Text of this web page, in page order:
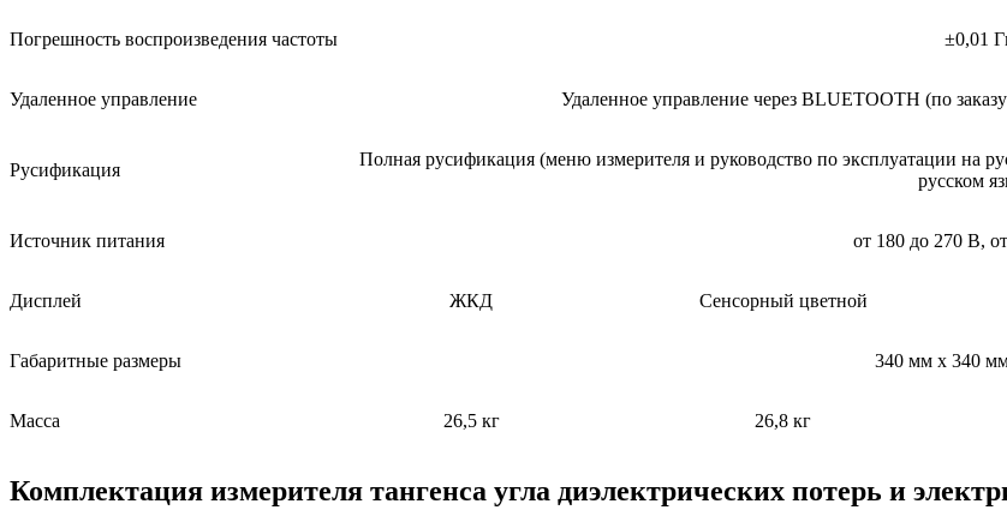
Погрешность воспроизведения частоты ±0,01
Удаленное управление Удаленное управление через BLUETOOTH (по
Русификация
Полная русификация (меню измерителя и руководство по эксплуатации на
русском
Источник питания от 180 до 270 В,
Дисплей ЖКД Сенсорный цветной
Габаритные размеры 340 мм х 340
Масса 26,5 кг 26,8 кг
Комплектация измерителя тангенса угла диэлектрических потерь и